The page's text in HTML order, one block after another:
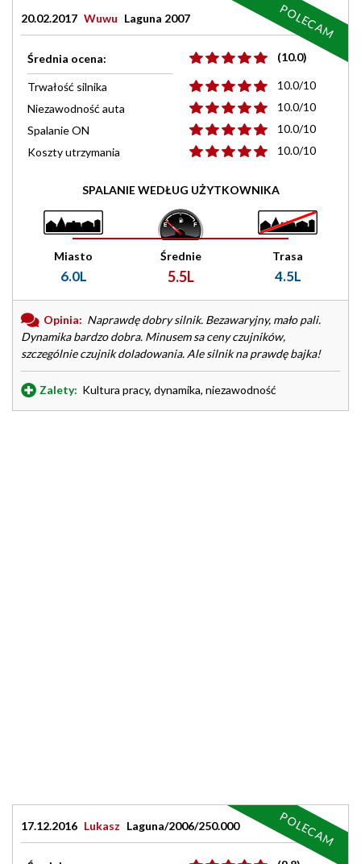
20.02.2017 Wuwu Laguna 2007
Średnia ocena: (10.0)
Trwałość silnika
10.0/10
Niezawodność auta
10.0/10
Spalanie ON
10.0/10
Koszty utrzymania
10.0/10
SPALANIE WEDŁUG UŻYTKOWNIKA
Miasto
6.0L
Średnie
5.5L
Trasa
4.5L
Opinia: Naprawdę dobry silnik. Bezawaryjny, mało pali.
Dynamika bardzo dobra. Minusem sa ceny czujników,
szczególnie czujnik doladowania. Ale silnik na prawdę bajka!
Zalety: Kultura pracy, dynamika, niezawodność
POLECAM
17.12.2016 Lukasz Laguna/2006/250.000 POLECAM